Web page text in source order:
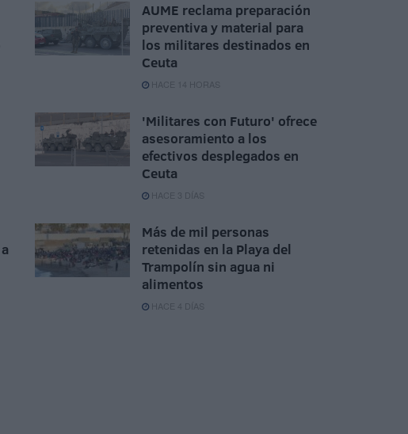
AUME reclama preparación
preventiva y material para
los militares destinados en
Ceuta
HACE 14 HORAS
'Militares con Futuro' ofrece
asesoramiento a los
efectivos desplegados en
Ceuta
HACE 3 DÍAS
Más de mil personas
retenidas en la Playa del
Trampolín sin agua ni
alimentos
HACE 4 DÍAS